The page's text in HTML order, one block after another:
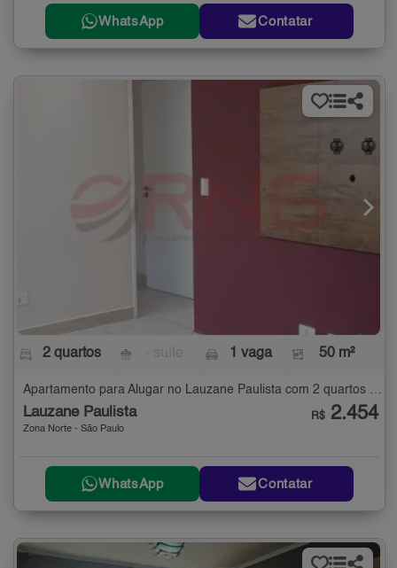
WhatsApp Contatar
2 quartos 1 vaga 50 m²
Apartamento para Alugar no Lauzane Paulista com 2 quartos - 50 m²
Lauzane Paulista
Zona Norte - São Paulo
R$ 2.454
WhatsApp Contatar